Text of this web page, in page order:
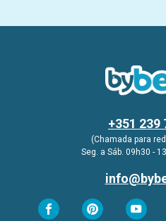
+351 239
(Chamada para
Seg. a Sáb. 09h30 -